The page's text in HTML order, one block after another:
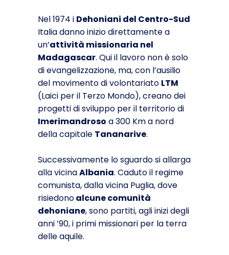
Nel 1974 i Dehoniani del Centro-Sud
Italia danno inizio direttamente a
un’attività missionaria nel
Madagascar. Qui il lavoro non è solo
di evangelizzazione, ma, con l’ausilio
del movimento di volontariato LTM
(Laici per il Terzo Mondo), creano dei
progetti di sviluppo per il territorio di
Imerimandroso a 300 Km a nord
della capitale Tananarive.
Successivamente lo sguardo si allarga
alla vicinaAlbania. Caduto il regime
comunista, dalla vicina Puglia, dove
risiedonoalcune comunità
dehoniane, sono partiti, agli inizi degli
anni ’90, i primi missionari per la terra
delle aquile.